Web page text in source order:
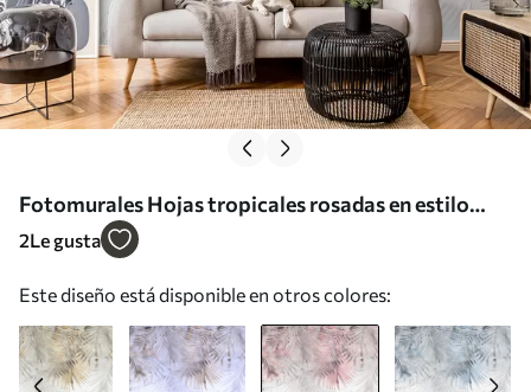
Fotomurales Hojas tropicales rosadas en estilo
grunge Nr. u93843v2
2Le gusta
Este diseño está disponible en otros colores: